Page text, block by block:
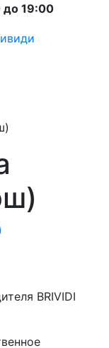
до 19:00
BRIVIDI